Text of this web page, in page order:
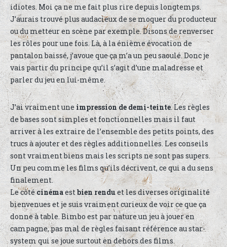
idiotes. Moi ça ne me fait plus rire depuis longtemps.
J’aurais trouvé plus audacieux de se moquer du producteur
ou du metteur en scène par exemple. Disons de renverser
les rôles pour une fois. Là, à la énième évocation de
pantalon baissé, j’avoue que ça m’a un peu saoulé. Donc je
vais partir du principe qu’il s’agit d’une maladresse et
parler du jeu en lui-même.
J’ai vraiment uneimpression de demi-teinte. Les règles
de bases sont simples et fonctionnelles mais il faut
arriver à les extraire de l’ensemble des petits points, des
trucs à ajouter et des règles additionnelles. Les conseils
sont vraiment biens mais les scripts ne sont pas supers.
Un peu comme les films qu’ils décrivent, ce qui a du sens
finalement.
Le côtécinémaest bien renduet les diverses originalité
bienvenues et je suis vraiment curieux de voir ce que ça
donne à table. Bimbo est par nature un jeu à jouer en
campagne, pas mal de règles faisant référence au star-
system qui se joue surtout en dehors des films.